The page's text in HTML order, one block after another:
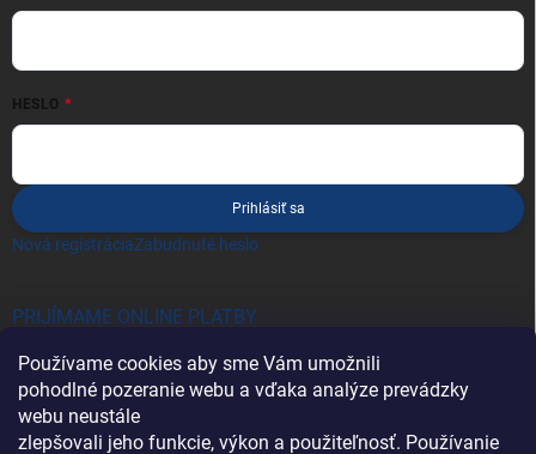
Používame cookies aby sme Vám umožnili
pohodlné pozeranie webu a vďaka analýze prevádzky
webu neustále
zlepšovali jeho funkcie, výkon a použiteľnosť. Používanie
HESLO
Prihlásiť sa
Nová registráciaZabudnuté heslo
PRIJÍMAME ONLINE PLATBY